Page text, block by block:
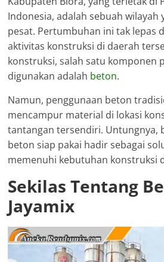
Indonesia, adalah sebuah wilayah
pesat. Pertumbuhan ini tak lepas
aktivitas konstruksi di daerah
konstruksi, salah satu komponen
digunakan adalah beton.
Namun, penggunaan beton
mencampur material di lokasi
tantangan tersendiri. Untungnya,
beton siap pakai hadir sebagai
memenuhi kebutuhan konstruksi
Sekilas Tentang
Jayamix